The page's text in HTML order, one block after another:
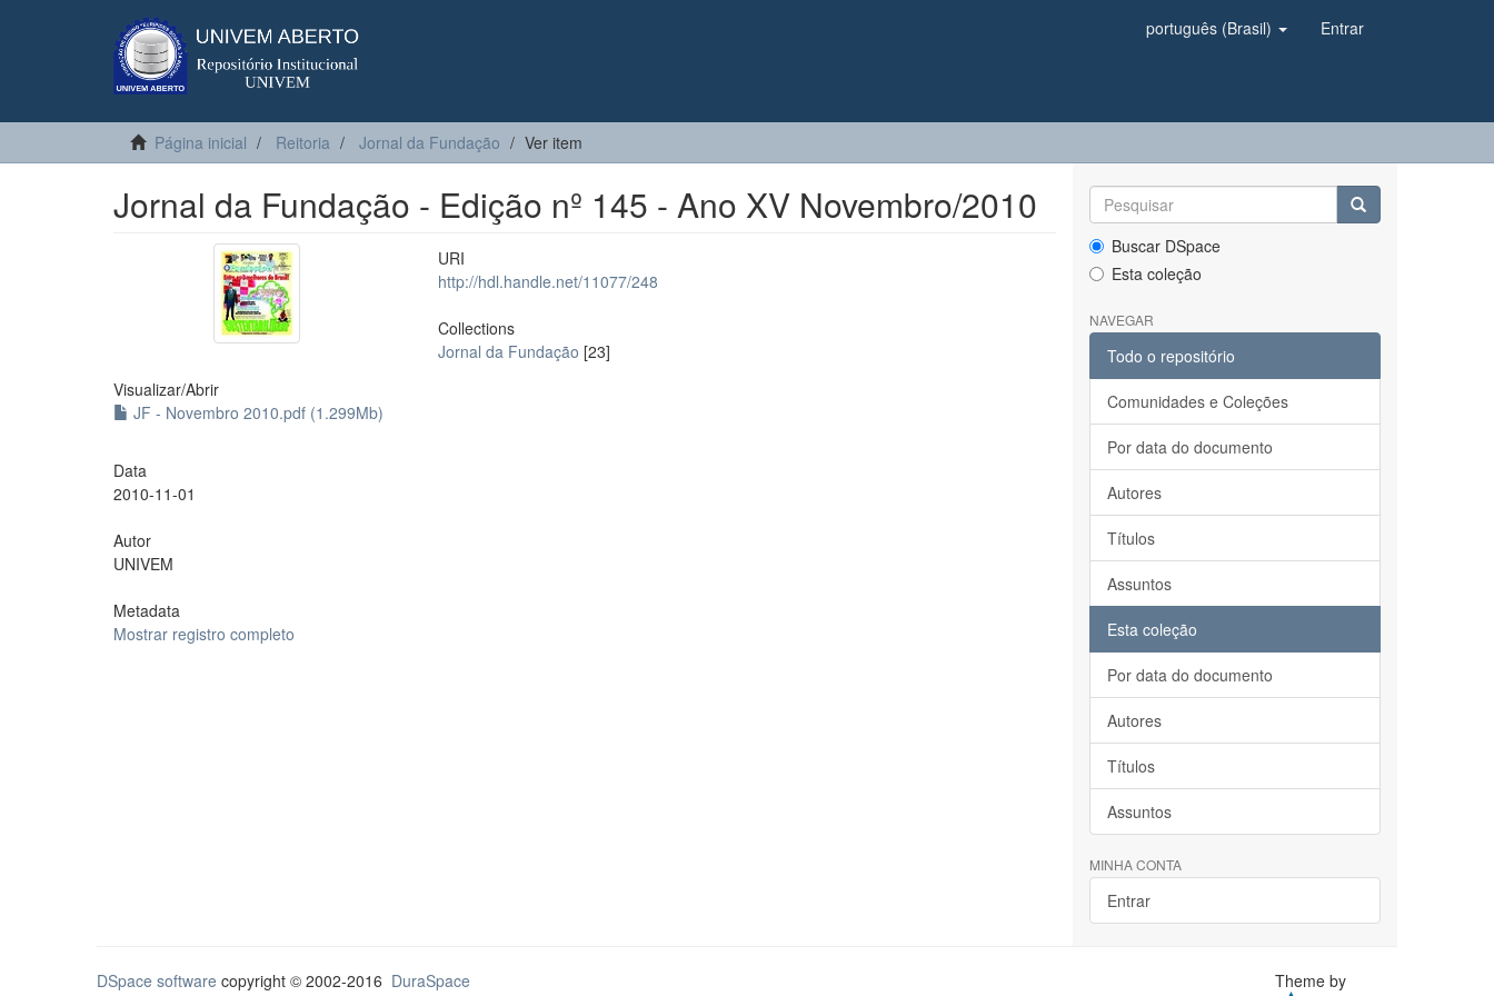
português (Brasil) Entrar
Página inicial Reitoria Jornal da Fundação Ver item
Jornal da Fundação - Edição nº 145 - Ano XV Novembro/2010
Visualizar/Abrir
JF - Novembro 2010.pdf (1.299Mb)
Data
2010-11-01
Autor
UNIVEM
Metadata
Mostrar registro completo
URI
http://hdl.handle.net/11077/248
Collections
Jornal da Fundação [23]
Buscar DSpace
Esta coleção
NAVEGAR
Todo o repositório
Comunidades e Coleções
Por data do documento
Autores
Títulos
Assuntos
Esta coleção
Por data do documento
Autores
Títulos
Assuntos
MINHA CONTA
Entrar
DSpace software copyright © 2002-2016 DuraSpace
Theme by